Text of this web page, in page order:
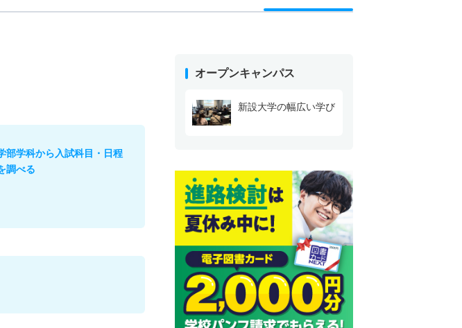
部学科から入試科目・日程
調べる
オープンキャンパス
新設大学の幅広い学び